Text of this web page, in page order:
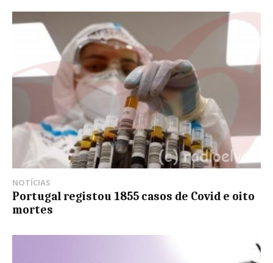
NOTÍCIAS
Portugal registou 1855 casos de Covid e oito
mortes